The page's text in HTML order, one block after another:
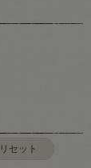
リセット